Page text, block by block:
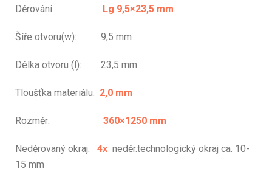
Děrování: Lg 9,5×23,5 mm
Šíře otvoru(w): 9,5 mm
Délka otvoru (l): 23,5 mm
Tloušťka materiálu: 2,0 mm
Rozměr: 360×1250 mm
Neděrovaný okraj: 4x neděr.technologický okraj ca. 10-
15 mm